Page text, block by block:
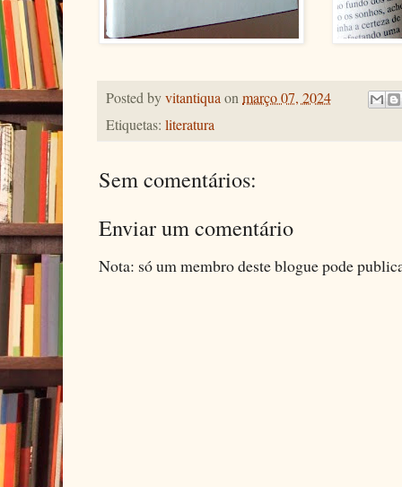
Posted byvitantiquaonmarço 07, 2024
Etiquetas: literatura
Sem comentários:
Enviar um comentário
Nota: só um membro deste blogue pode